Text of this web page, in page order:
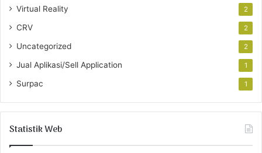
Virtual Reality 2
CRV 2
Uncategorized 2
Jual Aplikasi/Sell Application 1
Surpac 1
Statistik Web